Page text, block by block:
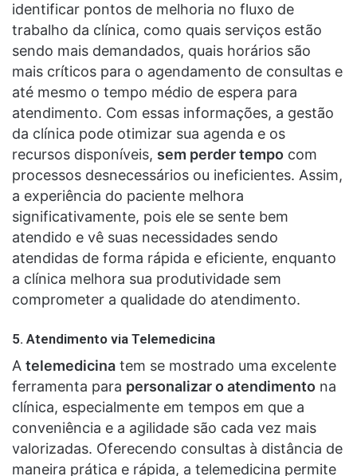
identificar pontos de melhoria no fluxo de
trabalho da clínica, como quais serviços estão
sendo mais demandados, quais horários são
mais críticos para o agendamento de consultas e
até mesmo o tempo médio de espera para
atendimento. Com essas informações, a gestão
da clínica pode otimizar sua agenda e os
recursos disponíveis, sem perder tempo com
processos desnecessários ou ineficientes. Assim,
a experiência do paciente melhora
significativamente, pois ele se sente bem
atendido e vê suas necessidades sendo
atendidas de forma rápida e eficiente, enquanto
a clínica melhora sua produtividade sem
comprometer a qualidade do atendimento.
5. Atendimento via Telemedicina
A telemedicina tem se mostrado uma excelente
ferramenta para personalizar o atendimento na
clínica, especialmente em tempos em que a
conveniência e a agilidade são cada vez mais
valorizadas. Oferecendo consultas à distância de
maneira prática e rápida, a telemedicina permite